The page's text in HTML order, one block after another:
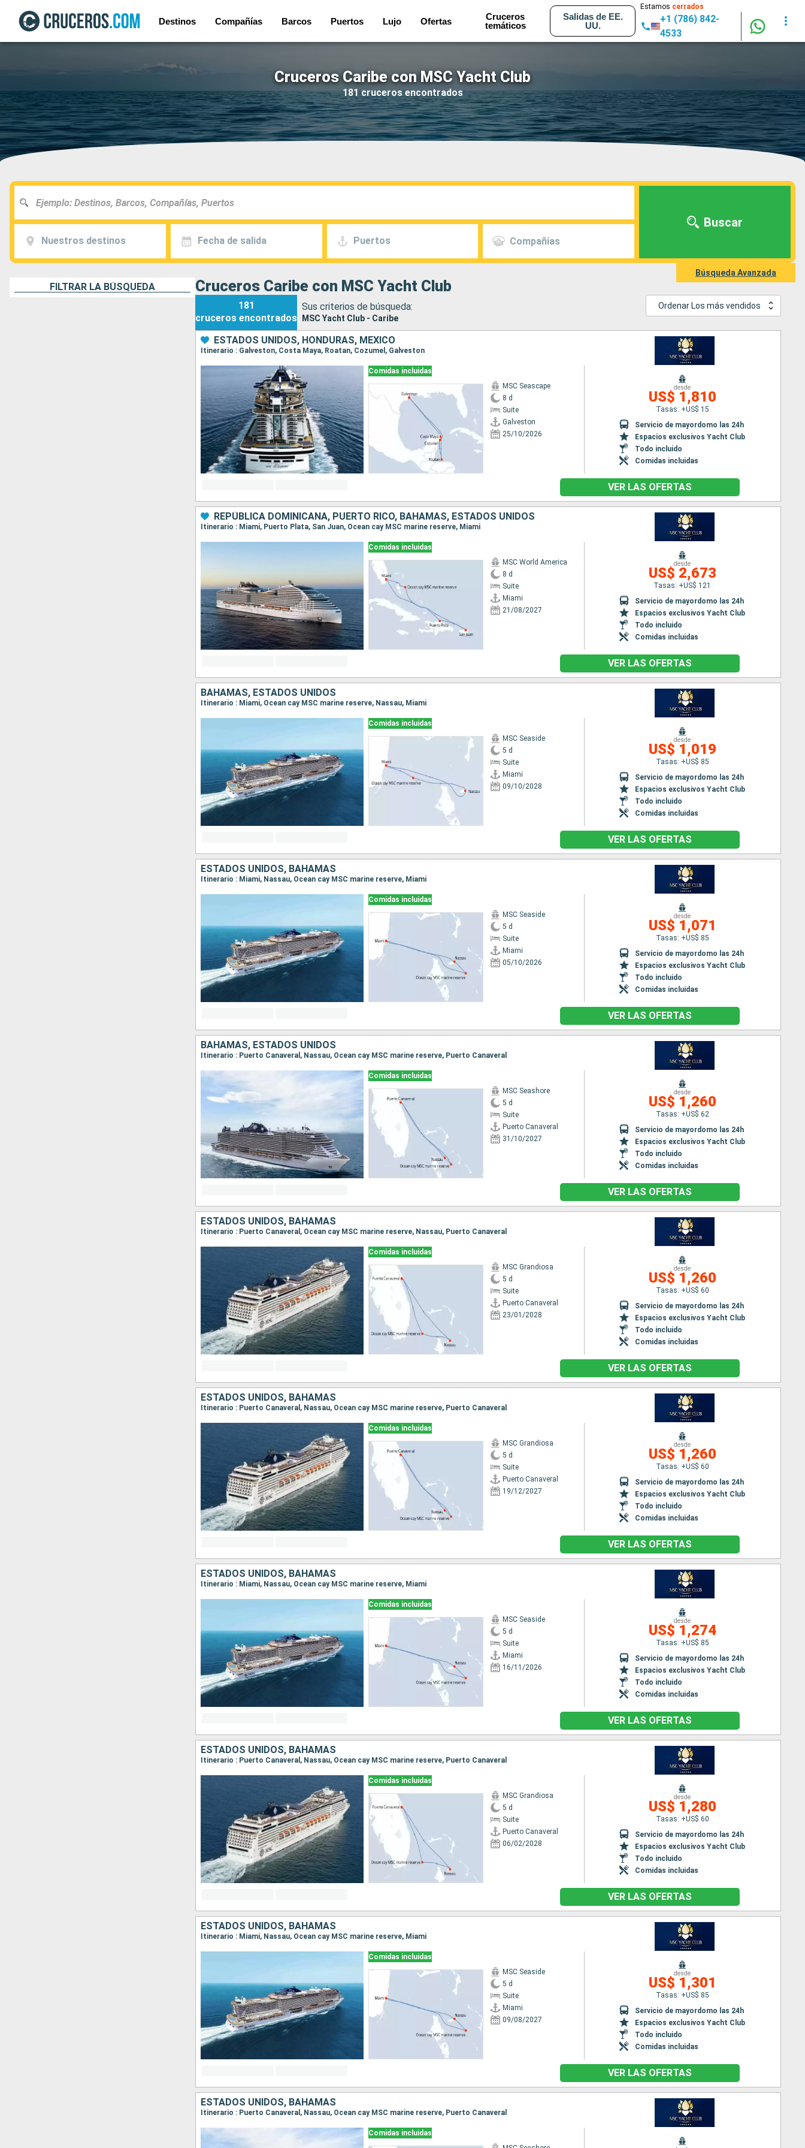
Destinos Compañías Barcos Puertos Lujo Ofertas
Cruceros
temáticos
Salidas de EE.
UU.
Estamos cerrados
+1 (786) 842-
4533
Cruceros Caribe con MSC Yacht Club
181 cruceros encontrados
Nuestros destinos Fecha de salida Puertos Compañías
Buscar
Búsqueda Avanzada
FILTRAR LA BÚSQUEDA Cruceros Caribe con MSC Yacht Club
181
cruceros encontrados
Sus criterios de búsqueda:
MSC Yacht Club - Caribe
Ordenar Los más vendidos
ESTADOS UNIDOS, HONDURAS, MÉXICO
Itinerario : Galveston, Costa Maya, Roatan, Cozumel, Galveston
Comidas incluidas
MSC Seascape
8 d
Suite
Galveston
25/10/2026
desde
US$ 1,810
Tasas: +US$ 15
Servicio de mayordomo las 24h
Espacios exclusivos Yacht Club
Todo incluido
Comidas incluidas
VER LAS OFERTAS
REPÚBLICA DOMINICANA, PUERTO RICO, BAHAMAS, ESTADOS UNIDOS
Itinerario : Miami, Puerto Plata, San Juan, Ocean cay MSC marine reserve, Miami
Comidas incluidas
MSC World America
8 d
Suite
Miami
21/08/2027
desde
US$ 2,673
Tasas: +US$ 121
Servicio de mayordomo las 24h
Espacios exclusivos Yacht Club
Todo incluido
Comidas incluidas
VER LAS OFERTAS
BAHAMAS, ESTADOS UNIDOS
Itinerario : Miami, Ocean cay MSC marine reserve, Nassau, Miami
Comidas incluidas
MSC Seaside
5 d
Suite
Miami
09/10/2028
desde
US$ 1,019
Tasas: +US$ 85
Servicio de mayordomo las 24h
Espacios exclusivos Yacht Club
Todo incluido
Comidas incluidas
VER LAS OFERTAS
ESTADOS UNIDOS, BAHAMAS
Itinerario : Miami, Nassau, Ocean cay MSC marine reserve, Miami
Comidas incluidas
MSC Seaside
5 d
Suite
Miami
05/10/2026
desde
US$ 1,071
Tasas: +US$ 85
Servicio de mayordomo las 24h
Espacios exclusivos Yacht Club
Todo incluido
Comidas incluidas
VER LAS OFERTAS
BAHAMAS, ESTADOS UNIDOS
Itinerario : Puerto Canaveral, Nassau, Ocean cay MSC marine reserve, Puerto Canaveral
Comidas incluidas
MSC Seashore
5 d
Suite
Puerto Canaveral
31/10/2027
desde
US$ 1,260
Tasas: +US$ 62
Servicio de mayordomo las 24h
Espacios exclusivos Yacht Club
Todo incluido
Comidas incluidas
VER LAS OFERTAS
ESTADOS UNIDOS, BAHAMAS
Itinerario : Puerto Canaveral, Ocean cay MSC marine reserve, Nassau, Puerto Canaveral
Comidas incluidas
MSC Grandiosa
5 d
Suite
Puerto Canaveral
23/01/2028
desde
US$ 1,260
Tasas: +US$ 60
Servicio de mayordomo las 24h
Espacios exclusivos Yacht Club
Todo incluido
Comidas incluidas
VER LAS OFERTAS
ESTADOS UNIDOS, BAHAMAS
Itinerario : Puerto Canaveral, Nassau, Ocean cay MSC marine reserve, Puerto Canaveral
Comidas incluidas
MSC Grandiosa
5 d
Suite
Puerto Canaveral
19/12/2027
desde
US$ 1,260
Tasas: +US$ 60
Servicio de mayordomo las 24h
Espacios exclusivos Yacht Club
Todo incluido
Comidas incluidas
VER LAS OFERTAS
ESTADOS UNIDOS, BAHAMAS
Itinerario : Miami, Nassau, Ocean cay MSC marine reserve, Miami
Comidas incluidas
MSC Seaside
5 d
Suite
Miami
16/11/2026
desde
US$ 1,274
Tasas: +US$ 85
Servicio de mayordomo las 24h
Espacios exclusivos Yacht Club
Todo incluido
Comidas incluidas
VER LAS OFERTAS
ESTADOS UNIDOS, BAHAMAS
Itinerario : Puerto Canaveral, Nassau, Ocean cay MSC marine reserve, Puerto Canaveral
Comidas incluidas
MSC Grandiosa
5 d
Suite
Puerto Canaveral
06/02/2028
desde
US$ 1,280
Tasas: +US$ 60
Servicio de mayordomo las 24h
Espacios exclusivos Yacht Club
Todo incluido
Comidas incluidas
VER LAS OFERTAS
ESTADOS UNIDOS, BAHAMAS
Itinerario : Miami, Nassau, Ocean cay MSC marine reserve, Miami
Comidas incluidas
MSC Seaside
5 d
Suite
Miami
09/08/2027
desde
US$ 1,301
Tasas: +US$ 85
Servicio de mayordomo las 24h
Espacios exclusivos Yacht Club
Todo incluido
Comidas incluidas
VER LAS OFERTAS
ESTADOS UNIDOS, BAHAMAS
Itinerario : Puerto Canaveral, Nassau, Ocean cay MSC marine reserve, Puerto Canaveral
Comidas incluidas